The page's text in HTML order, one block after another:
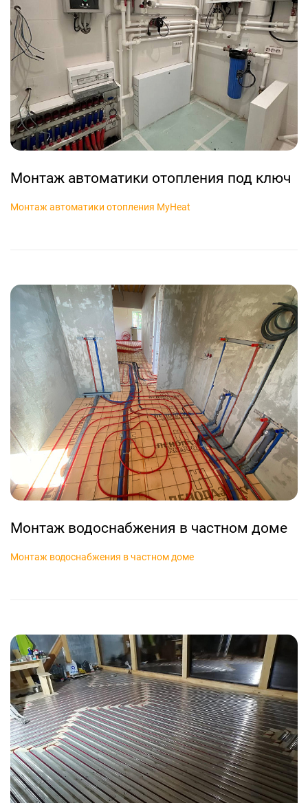
Монтаж автоматики отопления под ключ
Монтаж автоматики отопления MyHeat
Монтаж водоснабжения в частном доме
Монтаж водоснабжения в частном доме